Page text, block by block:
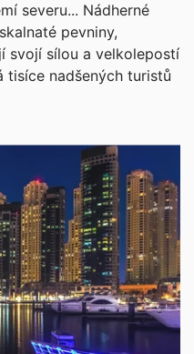
severu... Nádherné
pevniny,
svojí sílou a velkolepostí
tisíce nadšených turistů